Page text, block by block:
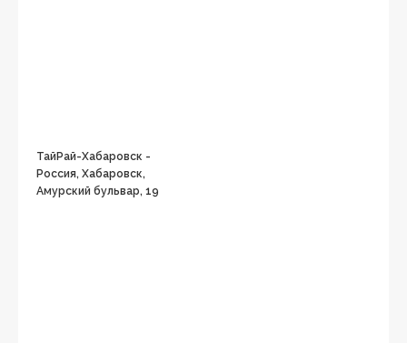
ТайРай-Хабаровск -
Россия, Хабаровск,
Амурский бульвар, 19